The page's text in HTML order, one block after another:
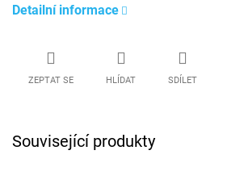
Detailní informace
ZEPTAT SE HLÍDAT SDÍLET
Související produkty